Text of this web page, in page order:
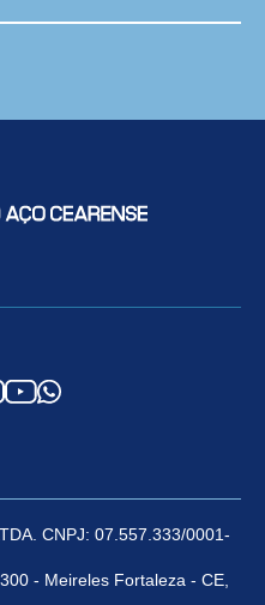
CNPJ: 07.557.333/0001-
- Meireles Fortaleza - CE,